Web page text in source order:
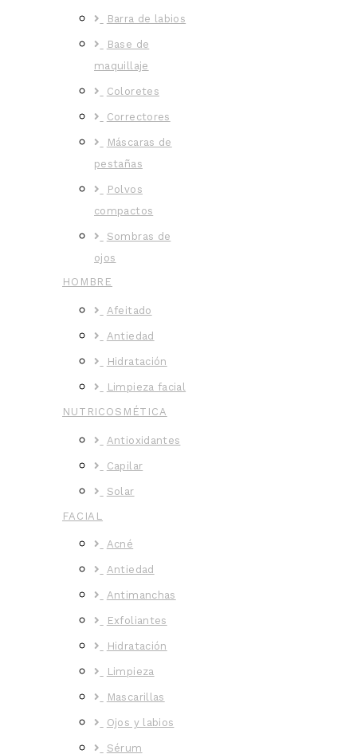
Barra de labios
Base de
maquillaje
Coloretes
Correctores
Máscaras de
pestañas
Polvos
compactos
Sombras de
ojos
HOMBRE
Afeitado
Antiedad
Hidratación
Limpieza facial
NUTRICOSMÉTICA
Antioxidantes
Capilar
Solar
FACIAL
Acné
Antiedad
Antimanchas
Exfoliantes
Hidratación
Limpieza
Mascarillas
Ojos y labios
Sérum